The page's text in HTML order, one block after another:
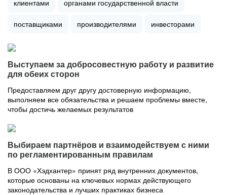
клиентами органами государственной власти
поставщиками производителями инвесторами
Выступаем за добросовестную работу и развитие
для обеих сторон
Предоставляем друг другу достоверную информацию,
выполняем все обязательства и решаем проблемы вместе,
чтобы достичь желаемых результатов
Выбираем партнёров и взаимодействуем с ними
по регламентированным правилам
В ООО «Хэдхантер» принят ряд внутренних документов,
которые основаны на ключевых нормах действующего
законодательства и лучших практиках бизнеса